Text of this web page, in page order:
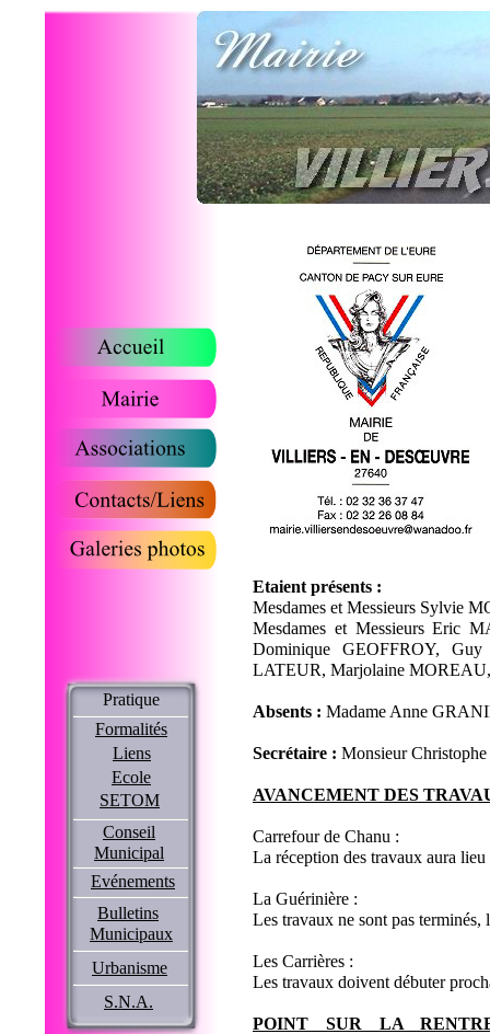
Etaient présents :
Mesdames et Messieurs Sylvie
Mesdames et Messieurs Eric
Dominique GEOFFROY,
LATEUR, Marjolaine
Absents : Madame Anne
Secrétaire : Monsieur
AVANCEMENT DES
Carrefour de Chanu :
La réception des travaux aura
La Guérinière :
Les travaux ne sont pas terminés,
Les Carrières :
Les travaux doivent débuter
POINT SUR LA
Pratique
Formalités
Liens
Ecole
SETOM
Conseil
Municipal
Evénements
Bulletins
Municipaux
Urbanisme
S.N.A.